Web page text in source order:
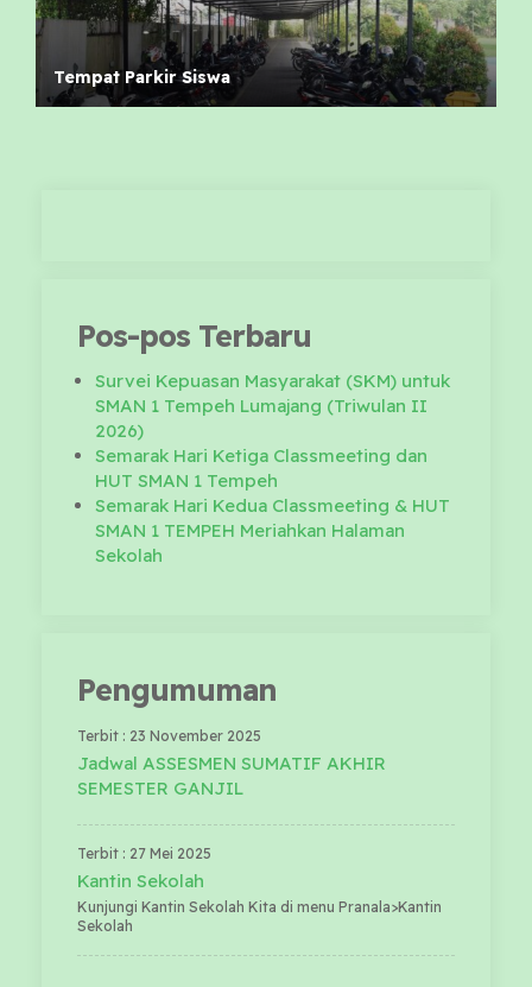
Tempat Parkir Siswa
Pos-pos Terbaru
Survei Kepuasan Masyarakat (SKM) untuk
SMAN 1 Tempeh Lumajang (Triwulan II
2026)
Semarak Hari Ketiga Classmeeting dan
HUT SMAN 1 Tempeh
Semarak Hari Kedua Classmeeting & HUT
SMAN 1 TEMPEH Meriahkan Halaman
Sekolah
Pengumuman
Terbit : 23 November 2025
Jadwal ASSESMEN SUMATIF AKHIR
SEMESTER GANJIL
Terbit : 27 Mei 2025
Kantin Sekolah
Kunjungi Kantin Sekolah Kita di menu Pranala>Kantin
Sekolah